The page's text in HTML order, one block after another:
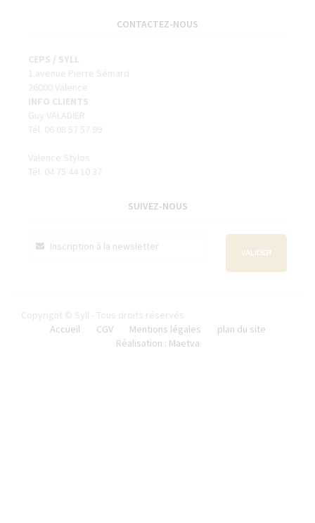
CONTACTEZ-NOUS
CEPS / SYLL
1 avenue Pierre Sémard
26000 Valence
INFO CLIENTS
Guy VALADIER
Tél. 06 08 57 57 99
Valence Stylos
Tél. 04 75 44 10 37
SUIVEZ-NOUS
VALIDER
Copyright © Syll - Tous droits réservés
Accueil
CGV Mentions légales
plan du site
Réalisation : Maetva